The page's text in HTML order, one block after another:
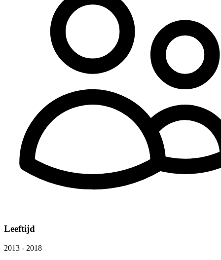
Leeftijd
2013 - 2018